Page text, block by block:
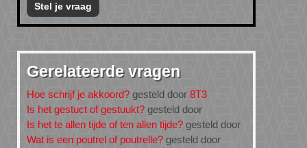
Stel je vraag
Gerelateerde vragen
Hoe schrijf je akkoord? gesteld door 8T3
Is het gestuct of gestuukt? gesteld door
Is het te allen tijde of ten allen tijde? gesteld door
Wat is een poutrel of poutrelle? gesteld door